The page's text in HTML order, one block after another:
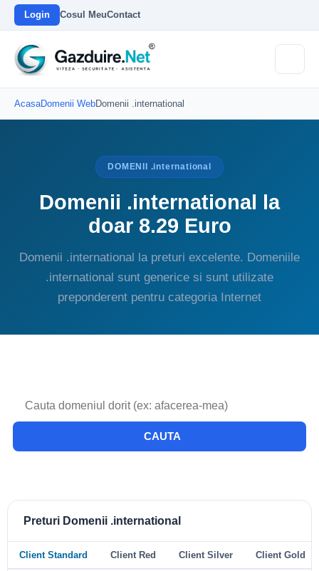
Login Cosul MeuContact
AcasaDomenii WebDomenii .international
DOMENII .international
Domenii .international la
doar 8.29 Euro
Domenii .international la preturi excelente. Domeniile
.international sunt generice si sunt utilizate
preponderent pentru categoria Internet
CAUTA
Preturi Domenii .international
Client Standard Client Red Client Silver Client Gold